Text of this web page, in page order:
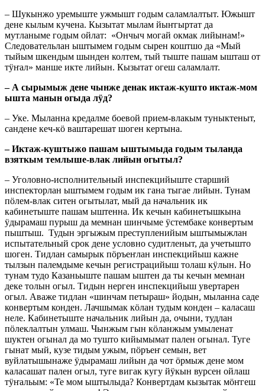
– Шукынжо уремыште ужмышт годым саламлалтыт. Южышт
дене кылым кучена. Кызытат мылам йыҥгыртат да
мутланыме годым ойлат: «Ончыч могай окмак лийынам!»
Следовательлан ыштымем годым сырен коштшо да «Мый
тыйым шкендым шынден колтем, тый тыште пашам ышташ от
тӱҥал» манше икте лийын. Кызытат огеш саламлалт.
– А сырымыж дене чынже денак иктаж-кушто иктаж-мом
ышта манын огыда лӱд?
– Уке. Мыланна кредалме боевой прием-влакым туныктеныт,
сандене кеч-кӧ ваштарешат шоген кертына.
– Иктаж-куштыжо пашам ыштымыда годым тыланда
взяткым темлыше-влак лийын огытыл?
– Уголовно-исполнительный инспекцийыште старший
инспекторлан ыштымем годым ик гана тыгае лийын. Тунам
пӧлем-влак ситен огытылат, мый да начальник ик
кабинетыште пашам ыштенна. Ик кечын кабинетышкына
ӱдырамаш пурыш да мемнан шинчыме ӱстембаке конвертым
пыштыш. Тудын эргыжым преступленийым ыштымыжлан
испытательный срок дене условно судитленыт, да учетышто
шоген. Тидлан самырык пӧръеҥлан инспекцийыш кажне
тылзын палемдыме кечын регистрацийыш толаш кӱлын. Но
тунам тудо Казаньыште пашам ыштен да ты кечын мемнан
деке толын огыл. Тидын нерген инспекцийыш увертарен
огыл. Аваже тидлан «шинчам петыраш» йодын, мыланна саде
конвертым конден. Лачшымак кӧлан тудым конден – каласаш
неле. Кабинетыште начальник лийын да, очыни, тудлан
пӧлеклалтын улмаш. Чынжым гын кӧланжым умыленат
шуктен огынал да мо тушто кийымымат пален огынал. Туге
гынат мый, кузе тидым ужым, пӧръеҥ семын, вет
вуйлатышынаже ӱдырамаш лийын да чот ӧрмыж дене мом
каласашат пален огыл, туге вигак кугу йӱкын вурсен ойлаш
тӱҥальым: «Те мом ыштылыда? Конвертдам кызытак мӧҥгеш